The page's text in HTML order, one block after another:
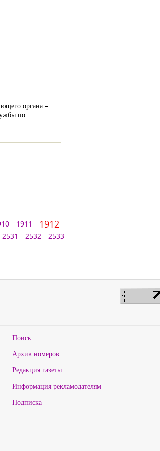
органа –
по
1911 1912
2531 2532
2533
Поиск
Архив номеров
Редакция газеты
Информация рекламодателям
Подписка